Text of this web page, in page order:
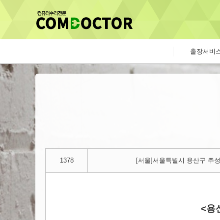
출장서비
1378 [서울]서울특별시 용산구 주
<용